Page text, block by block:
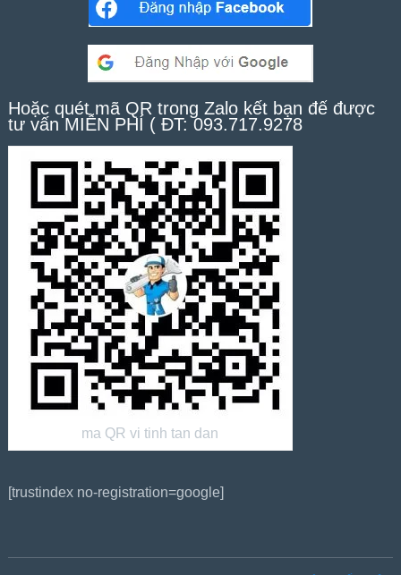
Hoặc quét mã QR trong Zalo kết bạn để được
tư vấn MIỄN PHÍ ( ĐT: 093.717.9278
ma QR vi tinh tan dan
[trustindex no-registration=google]